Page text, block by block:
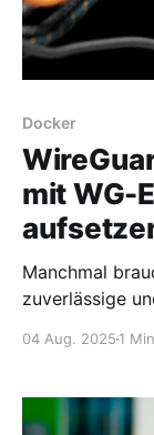
Docker
mit WG-
Manchmal
zuverlässige
WG-Easy ins
betriebsbereit
04 Aug. 2025 1